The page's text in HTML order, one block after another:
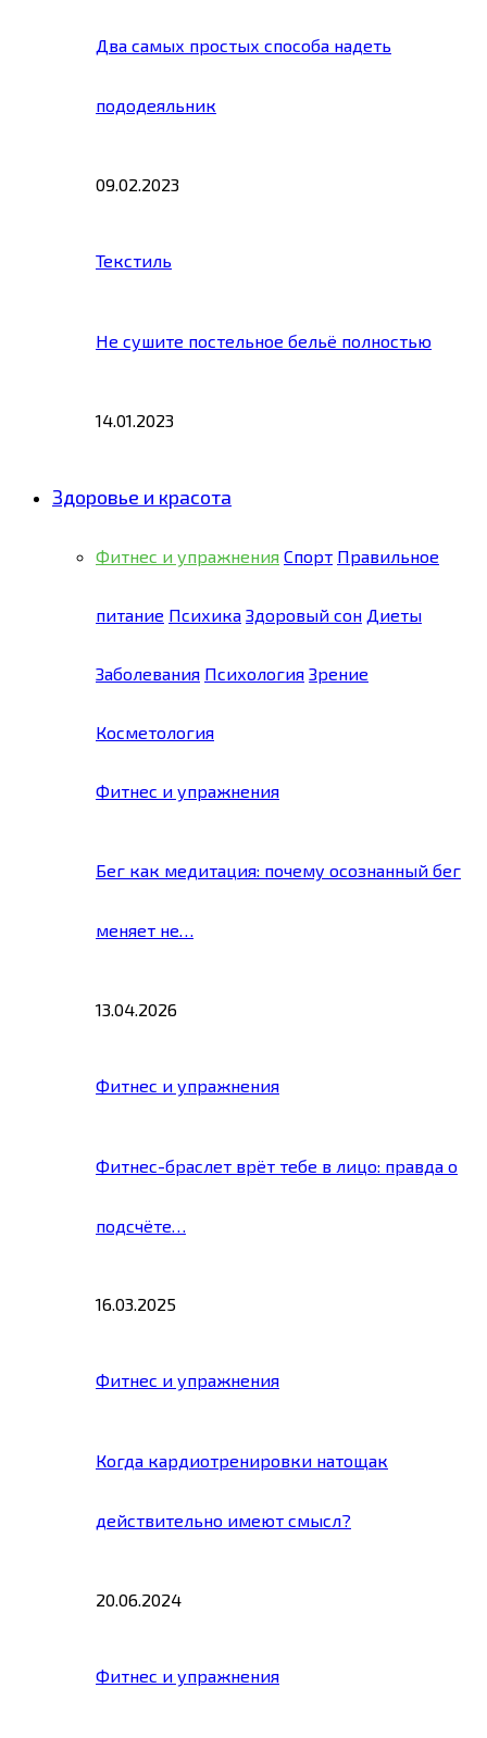
Два самых простых способа надеть
пододеяльник
09.02.2023
Текстиль
Не сушите постельное бельё полностью
14.01.2023
Здоровье и красота
Фитнес и упражнения Спорт Правильное
питание Психика Здоровый сон Диеты
Заболевания Психология Зрение
Косметология
Фитнес и упражнения
Бег как медитация: почему осознанный бег
меняет не…
13.04.2026
Фитнес и упражнения
Фитнес-браслет врёт тебе в лицо: правда о
подсчёте…
16.03.2025
Фитнес и упражнения
Когда кардиотренировки натощак
действительно имеют смысл?
20.06.2024
Фитнес и упражнения